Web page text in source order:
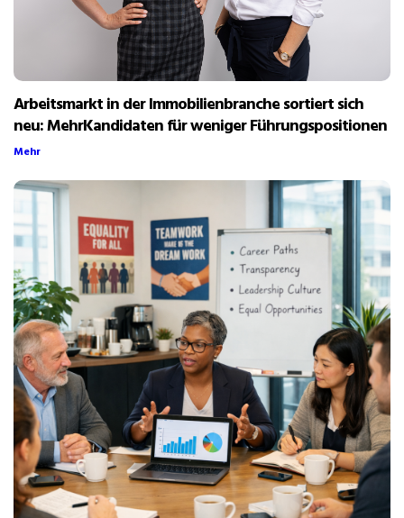
Arbeitsmarkt in der Immobilienbranche sortiert sich
neu: MehrKandidaten für weniger Führungspositionen
Mehr